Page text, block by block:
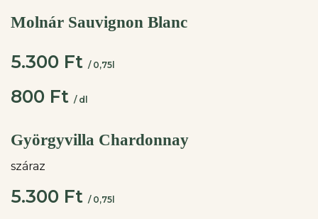
Molnár Sauvignon Blanc
5.300 Ft / 0,75l
800 Ft / dl
Györgyvilla Chardonnay
száraz
5.300 Ft / 0,75l